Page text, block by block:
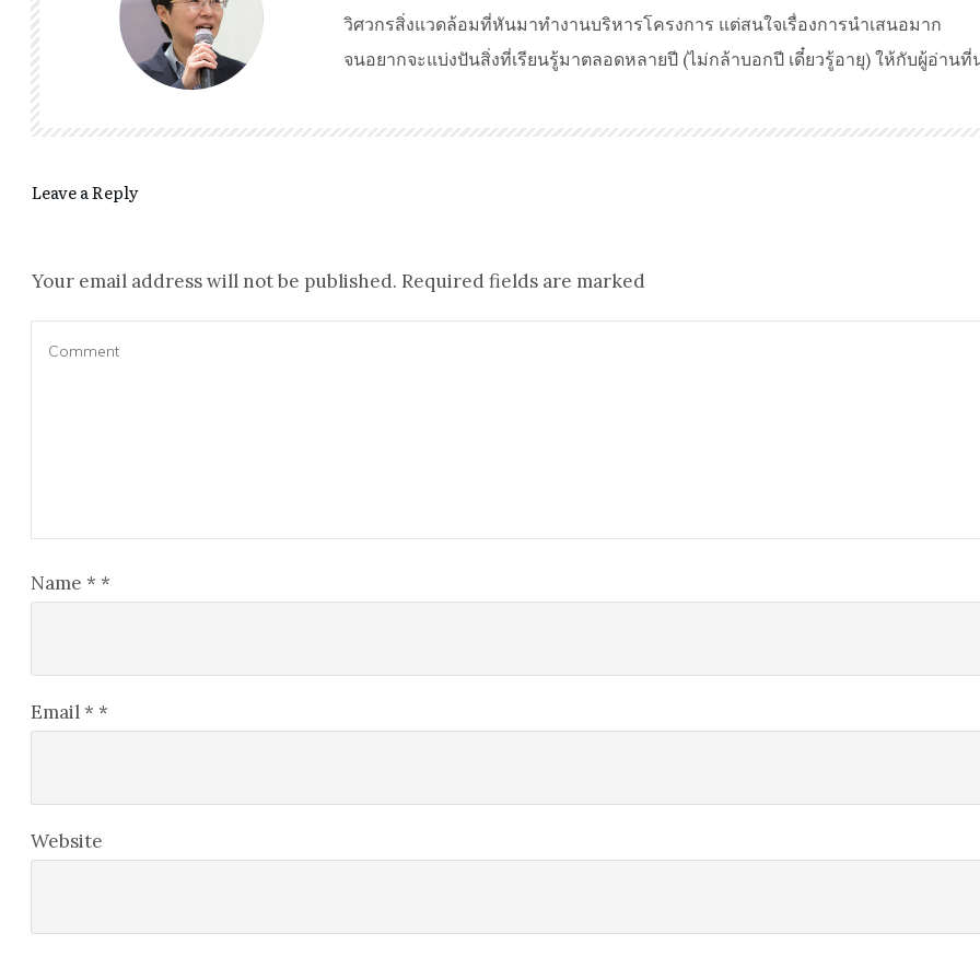
วิศวกรสิ่งแวดล้อมที่หันมาทำงานบริหารโครงการ แต่สนใจเรื่องการนำเสนอมาก
จนอยากจะแบ่งปันสิ่งที่เรียนรู้มาตลอดหลายปี (ไม่กล้าบอกปี เดี๋ยวรู้อายุ) ให้กับผู้อ่าน
Leave a Reply
Your email address will not be published. Required fields are marked
Name * *
Email* *
Website